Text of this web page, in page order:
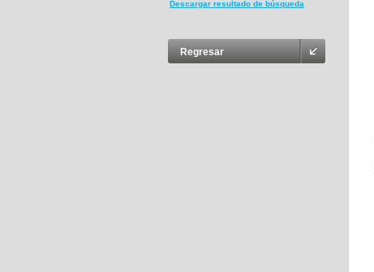
Descargar resultado de búsqueda
Regresar